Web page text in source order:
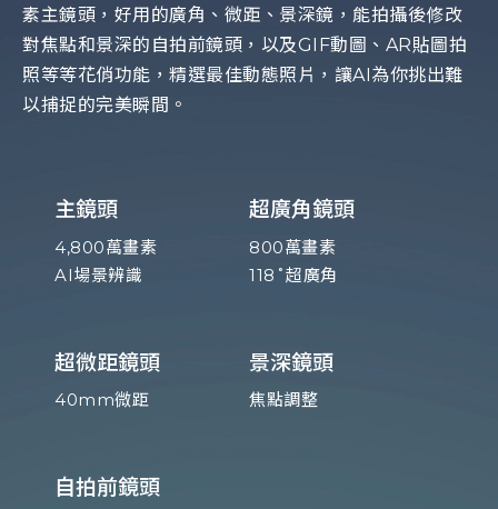
素主鏡頭，好用的廣角、微距、景深鏡，能拍攝後修改
對焦點和景深的自拍前鏡頭，以及GIF動圖、AR貼圖拍
照等等花俏功能，精選最佳動態照片，讓AI為你挑出難
以捕捉的完美瞬間。
主鏡頭
4,800萬畫素
AI場景辨識
超廣角鏡頭
800萬畫素
118˚超廣角
超微距鏡頭
40mm微距
景深鏡頭
焦點調整
自拍前鏡頭